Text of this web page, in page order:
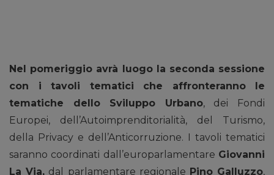
Nel pomeriggio avrà luogo la seconda sessione
con i tavoli tematici che affronteranno le
tematiche dello Sviluppo Urbano, dei Fondi
Europei, dell’Autoimprenditorialità, del Turismo,
della Privacy e dell’Anticorruzione. I tavoli tematici
saranno coordinati dall’europarlamentare Giovanni
La Via, dal parlamentare regionale Pino Galluzzo,